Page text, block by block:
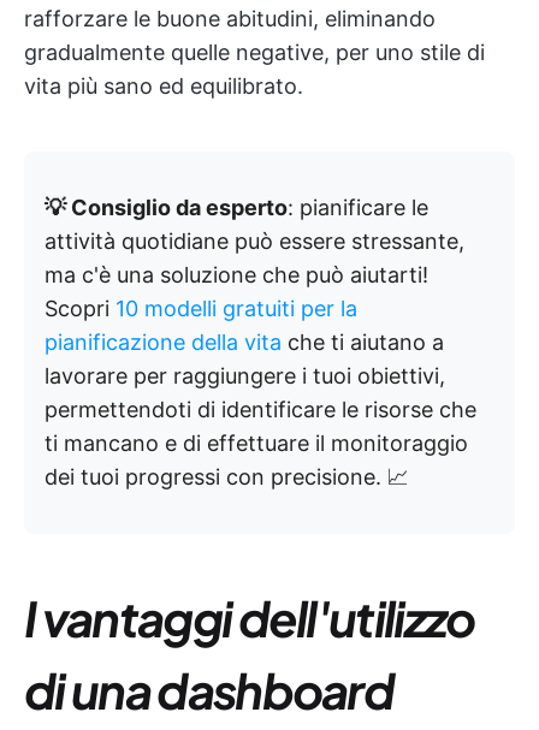
rafforzare le buone abitudini, eliminando
gradualmente quelle negative, per uno stile di
vita più sano ed equilibrato.
💡 Consiglio da esperto: pianificare le
attività quotidiane può essere stressante,
ma c'è una soluzione che può aiutarti!
Scopri 10 modelli gratuiti per la
pianificazione della vita che ti aiutano a
lavorare per raggiungere i tuoi obiettivi,
permettendoti di identificare le risorse che
ti mancano e di effettuare il monitoraggio
dei tuoi progressi con precisione. 📈
I vantaggi dell'utilizzo
di una dashboard